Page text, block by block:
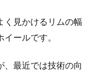
く見かけるリムの幅
ールです。
、最近では技術の向